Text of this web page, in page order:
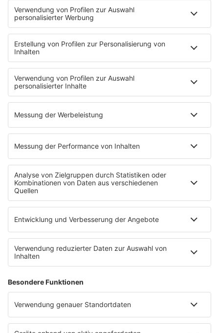
Vom Traum zum Vertrag:
Haus kaufen mit Plan
Backwaren richtig?
Holz: Vorteile, Preise &
Tipps für dein Projekt
München: Bei welchen
Beschwerden kann ein
Kieferorthopäde in
München helfen?
Tallow-Creme in
Deutschland: Deshalb
schwören die Deutschen
Gunther Dillersberger über
Alpy.com und die Zukunft
ist das neue Premium